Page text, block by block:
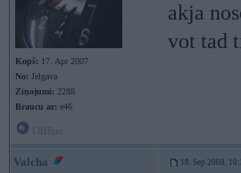
Kopš: 17. Apr 2007
No: Jelgava
Ziņojumi: 2288
Braucu ar: e46
akja
vot tad
Valcha 18. Sep 2008,